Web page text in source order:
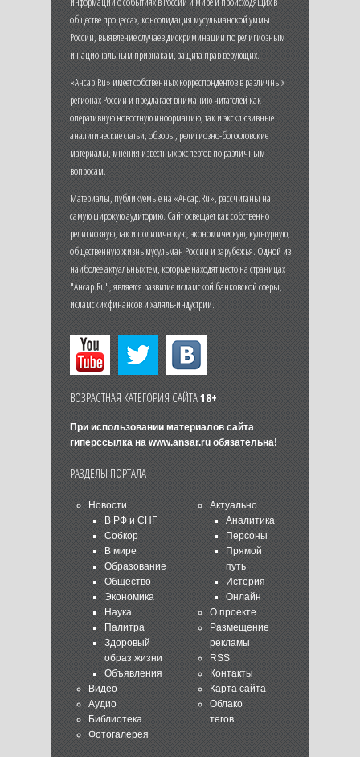
обществе процессах, консолидация мусульманской уммы
России, выявление случаев дискриминации по религиозным
и национальным признакам, защита прав верующих.
«Ансар.Ru» имеет собственных корреспондентов в различных
регионах России и предлагает вниманию читателей как
оперативную новостную информацию, так и эксклюзивные
аналитические статьи, обзоры, религиозно-богословские
материалы, мнения известных экспертов по различным
вопросам.
Материалы, публикуемые на «Ансар.Ru», рассчитаны на
самую широкую аудиторию. Сайт освещает как собственно
религиозную, так и политическую, экономическую, культурную,
общественную жизнь мусульман России и зарубежья. Одной из
наиболее актуальных тем, которые находят место на страницах
"Ансар.Ru", является развитие исламской банковской сферы,
исламских финансов и халяль-индустрии.
ВОЗРАСТНАЯ КАТЕГОРИЯ САЙТА18+
При использовании материалов сайта
гиперссылка на www.ansar.ruобязательна!
РАЗДЕЛЫ ПОРТАЛА
Новости
В РФ и СНГ
Собкор
В мире
Образование
Общество
Экономика
Наука
Палитра
Здоровый
образ жизни
Объявления
Видео
Аудио
Библиотека
Фотогалерея
Актуально
Аналитика
Персоны
Прямой
путь
История
Онлайн
О проекте
Размещение
рекламы
RSS
Контакты
Карта сайта
Облако
тегов